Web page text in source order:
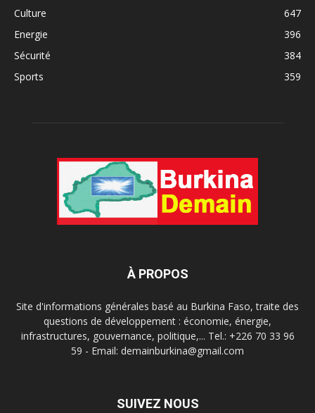
Culture
647
Energie
396
Sécurité
384
Sports
359
À PROPOS
Site d'informations générales basé au Burkina Faso, traite des
questions de développement : économie, énergie,
infrastructures, gouvernance, politique,... Tel.: +226 70 33 96
59 - Email: demainburkina@gmail.com
SUIVEZ NOUS